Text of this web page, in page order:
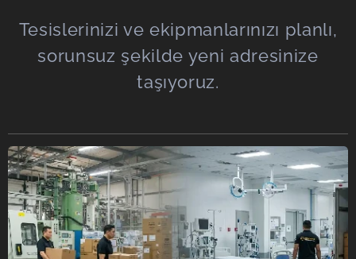
Tesislerinizi ve ekipmanlarınızı planlı,
sorunsuz şekilde yeni adresinize
taşıyoruz.